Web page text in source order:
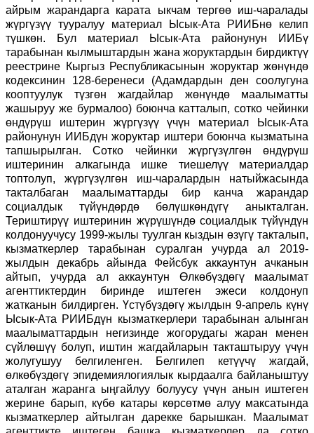
айрым жарандарга карата ыкчам тергөө иш-чаралады
жүргүзүү тууралуу материал Ысык-Ата РИИБнө келип
түшкөн. Бул материал Ысык-Ата районунун ИИБү
тарабынан кылмыштардын жана жоруктардын бирдиктүү
реестрине Кыргыз Республикасынын жоруктар жөнүндө
кодексинин 128-беренеси (Адамдардын ден соолугуна
кооптуулук түзгөн жагдайлар жөнүндө маалыматты
жашыруу же бурмалоо) боюнча катталып, сотко чейинки
өндүрүш иштерин жүргүзүү үчүн материал Ысык-Ата
районунун ИИБдүн жоруктар иштери боюнча кызматына
тапшырылган. Сотко чейинки жүргүзүлгөн өндүрүш
иштеринин алкагында ишке тиешелүү материалдар
топтолуп, жүргүзүлгөн иш-чаралардын натыйжасында
такталбаган маалыматтарды бир канча жарандар
социалдык түйүндөрдө бөлүшкөндүгү аныкталган.
Териштирүү иштеринин жүрүшүндө социалдык түйүндүн
колдонуучусу 1999-жылы туулган кыздын өзүгү такталып,
кызматкерлер тарабынан суралган учурда ал 2019-
жылдын декабрь айында Фейсбук аккаунтун ачканын
айтып, учурда ал аккаунтун Өлкөбүздөгү маалымат
агенттиктердин биринде иштеген эжеси колдонуп
жатканын билдирген. Үстүбүздөгү жылдын 9-апрель күнү
Ысык-Ата РИИБдүн кызматкерлери тарабынан алынган
маалыматтардын негизинде жогорудагы жаран менен
сүйлөшүү болуп, иштин жагдайларын такташтыруу үчүн
жолугушуу белгиленген. Белгилеп кетүүчү жагдай,
өлкөбүздөгү эпидемиялогиялык кырдаалга байланыштуу
аталган жаранга ыңгайлуу болуусу үчүн анын иштеген
жерине барып, күбө катары көрсөтмө алуу максатында
кызматкерлер айтылган дарекке барышкан. Маалымат